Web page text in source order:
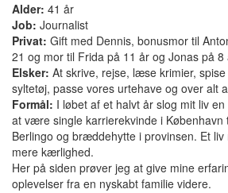
Alder: 41 år
Job: Journalist
Privat: Gift med Dennis, bonusmor til
21 og mor til Frida på 11 år og Jonas på 8
Elsker: At skrive, rejse, læse krimier,
syltetøj, passe vores urtehave og over alt
Formål: I løbet af et halvt år slog mit liv
at være single karrierekvinde i København
Berlingo og bræddehytte i provinsen. Et
mere kærlighed.
Her på siden prøver jeg at give mine
oplevelser fra en nyskabt familie videre.